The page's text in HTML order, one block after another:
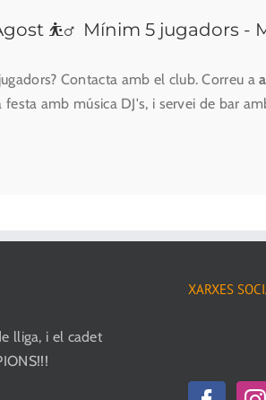
⛹️‍♂️ Mínim 5 jugadors -
Contacta amb el club. Correu a
festa amb música DJ's, i servei de bar
lliga, i el cadet
XARXES